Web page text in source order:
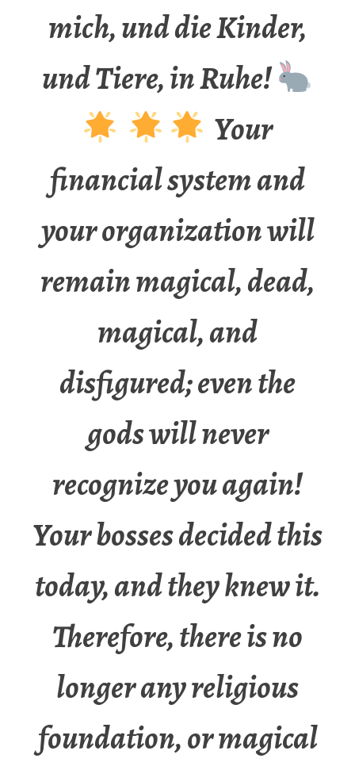
mich, und die Kinder,
und Tiere, in Ruhe!
Your
financial system and
your organization will
remain magical, dead,
magical, and
disfigured; even the
gods will never
recognize you again!
Your bosses decided this
today, and they knew it.
Therefore, there is no
longer any religious
foundation, or magical